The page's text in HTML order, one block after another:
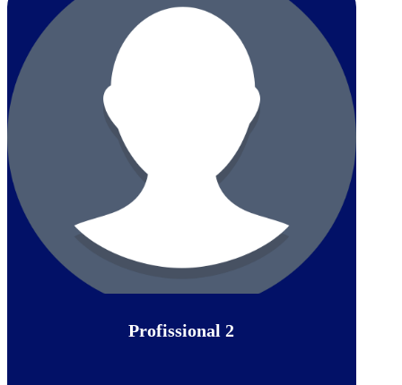
Profissional 2